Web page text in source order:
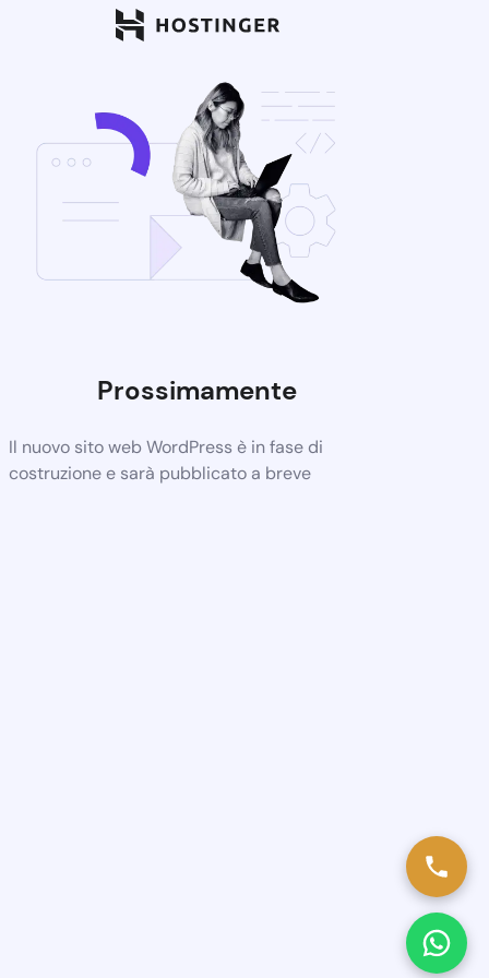
Prossimamente
Il nuovo sito web WordPress è in fase di
costruzione e sarà pubblicato a breve